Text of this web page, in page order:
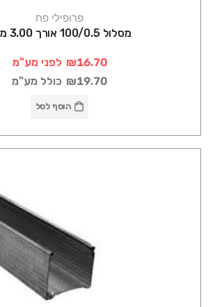
פרופילי פח
מסלול 100/0.5 אורך 3.00 מטר
₪16.70 לפני מע"מ
₪19.70 כולל מע"מ
הוסף לסל